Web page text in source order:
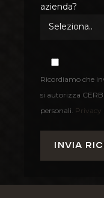
azienda?
Ricordiamo che
si autorizza
personali. Privacy